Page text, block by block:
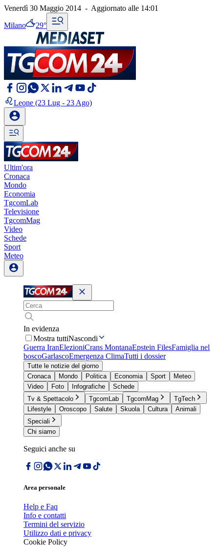
Venerdì 30 Maggio 2014 - Aggiornato alle 14:01
Milano 29°
Leone (23 Lug - 23 Ago)
Ultim'ora
Cronaca
Mondo
Economia
TgcomLab
Televisione
TgcomMag
Video
Schede
Sport
Meteo
In evidenza
Mostra tuttiNascondi
Guerra IranElezioniCrans MontanaEpstein FilesFamiglia nel
boscoGarlascoEmergenza ClimaTutti i dossier
Tutte le notizie del giorno
Cronaca
Mondo Politica Economia Sport
Meteo
Video
Foto Infografiche
Schede
Tv & Spettacolo
TgcomLab TgcomMag
TgTech
Lifestyle
Oroscopo Salute Skuola Cultura
Animali
Speciali
Chi siamo
Seguici anche su
Area personale
Help e Faq
Info e contatti
Termini del servizio
Utilizzo dati e privacy
Cookie Policy